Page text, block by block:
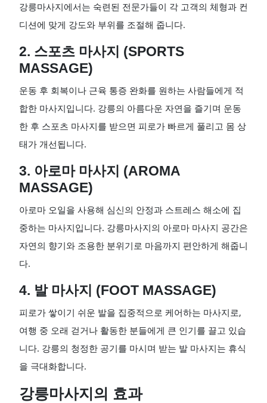
강릉마사지에서는 숙련된 전문가들이 각 고객의 체형과 컨
디션에 맞게 강도와 부위를 조절해 줍니다.
2. 스포츠 마사지 (SPORTS
MASSAGE)
운동 후 회복이나 근육 통증 완화를 원하는 사람들에게 적
합한 마사지입니다. 강릉의 아름다운 자연을 즐기며 운동
한 후 스포츠 마사지를 받으면 피로가 빠르게 풀리고 몸 상
태가 개선됩니다.
3. 아로마 마사지 (AROMA
MASSAGE)
아로마 오일을 사용해 심신의 안정과 스트레스 해소에 집
중하는 마사지입니다. 강릉마사지의 아로마 마사지 공간은
자연의 향기와 조용한 분위기로 마음까지 편안하게 해줍니
다.
4. 발 마사지 (FOOT MASSAGE)
피로가 쌓이기 쉬운 발을 집중적으로 케어하는 마사지로,
여행 중 오래 걷거나 활동한 분들에게 큰 인기를 끌고 있습
니다. 강릉의 청정한 공기를 마시며 받는 발 마사지는 휴식
을 극대화합니다.
강릉마사지의 효과